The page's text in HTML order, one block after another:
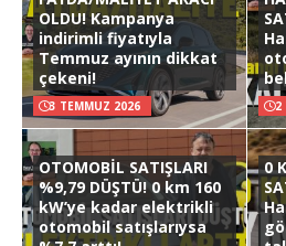
OLDU! Kampanya
indirimli fiyatıyla
Temmuz ayının dikkat
çekeni!
3 TEMMUZ 2026 2
OTOMOBİL SATIŞLARI
%9,79 DÜŞTÜ! 0 km 160
kW’ye kadar elektrikli
otomobil satışlarıysa
0